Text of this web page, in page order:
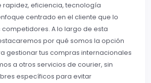
eficiencia, tecnología
centrado en el cliente que lo
competidores. A lo largo de esta
por qué somos la opción
gestionar tus compras internacionales
a otros servicios de courier, sin
específicos para evitar